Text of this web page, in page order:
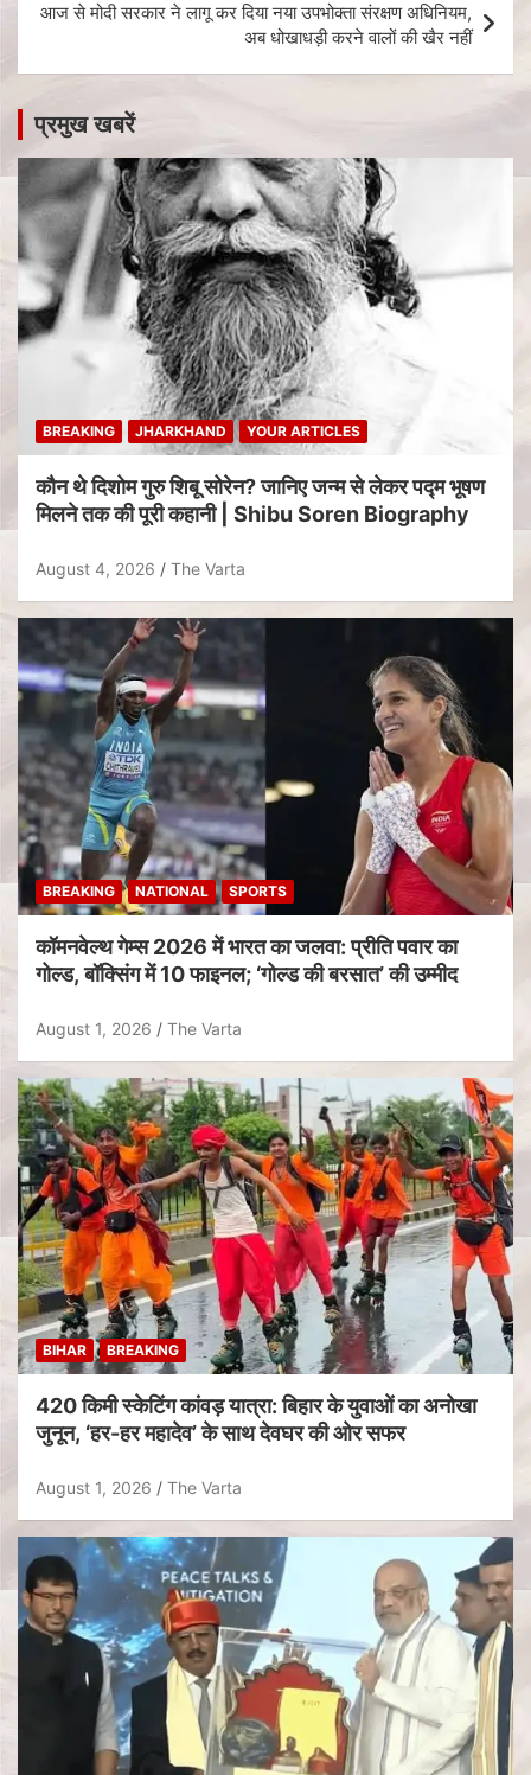
आज से मोदी सरकार ने लागू कर दिया नया उपभोक्ता संरक्षण अधिनियम,
अब धोखाधड़ी करने वालों की खैर नहीं
प्रमुख खबरें
BREAKING JHARKHAND YOUR ARTICLES
कौन थे दिशोम गुरु शिबू सोरेन? जानिए जन्म से लेकर पद्म भूषण
मिलने तक की पूरी कहानी | Shibu Soren Biography
August 4, 2026 The Varta
BREAKING NATIONAL SPORTS
कॉमनवेल्थ गेम्स 2026 में भारत का जलवा: प्रीति पवार का
गोल्ड, बॉक्सिंग में 10 फाइनल; ‘गोल्ड की बरसात’ की उम्मीद
August 1, 2026 The Varta
BIHAR BREAKING
420 किमी स्केटिंग कांवड़ यात्रा: बिहार के युवाओं का अनोखा
जुनून, ‘हर-हर महादेव’ के साथ देवघर की ओर सफर
August 1, 2026 The Varta